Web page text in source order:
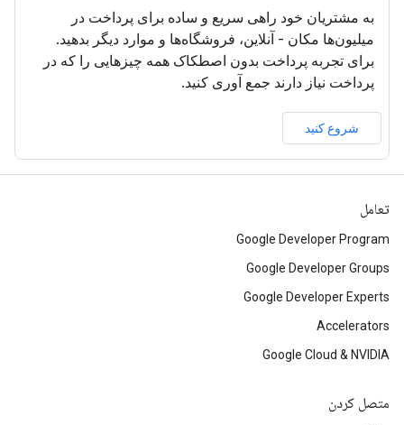
به مشتریان خود راهی سریع و ساده برای پرداخت در
میلیون‌ها مکان - آنلاین، فروشگاه‌ها و موارد دیگر بدهید.
برای تجربه پرداخت بدون اصطکاک همه چیزهایی را که در
پرداخت نیاز دارند جمع آوری کنید.
شروع کنید
تعامل
Google Developer Program
Google Developer Groups
Google Developer Experts
Accelerators
Google Cloud & NVIDIA
متصل کردن